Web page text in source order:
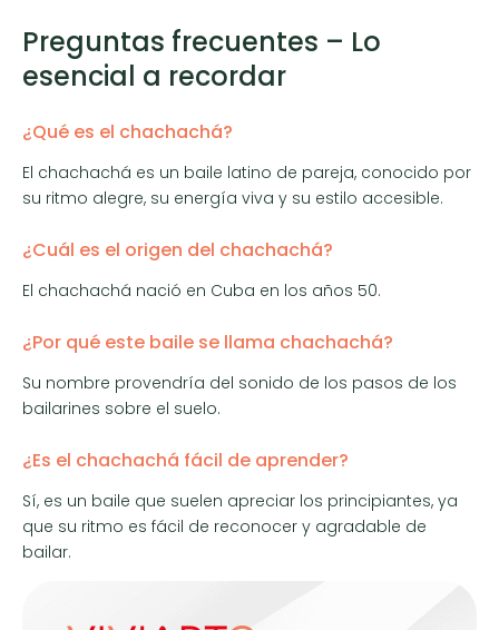
Preguntas frecuentes – Lo
esencial a recordar
¿Qué es el chachachá?
El chachachá es un baile latino de pareja, conocido por
su ritmo alegre, su energía viva y su estilo accesible.
¿Cuál es el origen del chachachá?
El chachachá nació en Cuba en los años 50.
¿Por qué este baile se llama chachachá?
Su nombre provendría del sonido de los pasos de los
bailarines sobre el suelo.
¿Es el chachachá fácil de aprender?
Sí, es un baile que suelen apreciar los principiantes, ya
que su ritmo es fácil de reconocer y agradable de
bailar.